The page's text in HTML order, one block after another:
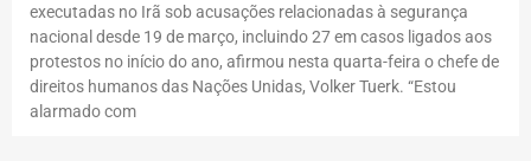
executadas no Irã sob acusações relacionadas à segurança
nacional desde 19 de março, incluindo 27 em casos ligados aos
protestos no início do ano, afirmou nesta quarta-feira o chefe de
direitos humanos das Nações Unidas, Volker Tuerk. “Estou
alarmado com